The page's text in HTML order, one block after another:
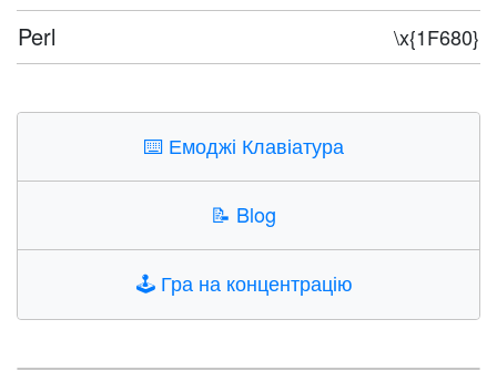
Perl \x{1F680}
⌨️ Емоджі Клавіатура
📝 Blog
🕹️ Гра на концентрацію